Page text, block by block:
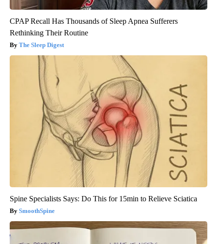
CPAP Recall Has Thousands of Sleep Apnea Sufferers
Rethinking Their Routine
The Sleep Digest
Spine Specialists Says: Do This for 15min to Relieve Sciatica
SmoothSpine